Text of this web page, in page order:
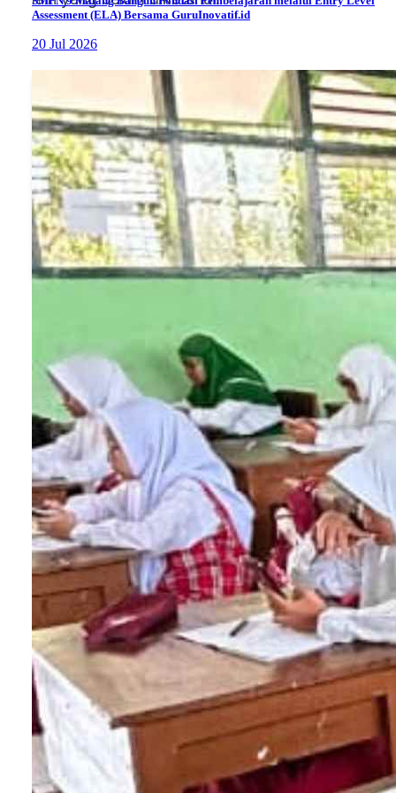
Ilustrasi penerapan metode belajar snowball
throwing (Gambar: Canva/Odua Images)
Variasi Langkah Penerapan Metode
Snowball Throwingdi Kelas
Ada beberapa cara yang dapat Anda lakukan
melakukan metode ini dikelas, antara lain:
Cara pertama
Pendidik memberikan pertanyaan kepada tiap
individu siswa selama satu menit. Misalnya:
”Menurut kamu, apa tiga hal penting yang
pelajari dari materi hari ini?”.
Siswa kemudian diarahkan untuk membentuk
Assessment (ELA) Bersama GuruInovatif.id
20 Jul 2026